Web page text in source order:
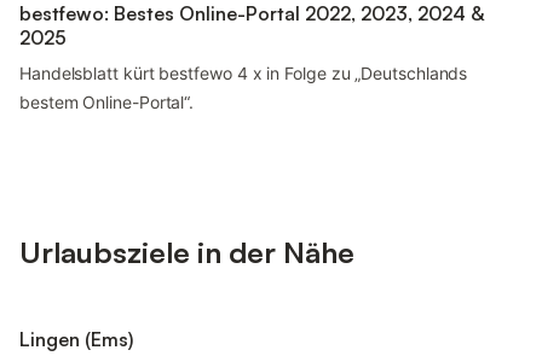
bestfewo: Bestes Online-Portal 2022, 2023, 2024 &
2025
Handelsblatt kürt bestfewo 4 x in Folge zu „Deutschlands
bestem Online-Portal“.
Urlaubsziele in der Nähe
Lingen (Ems)